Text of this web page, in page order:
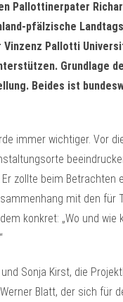
Pallottinerpater
pfälzische
Vinzenz Pallotti
Grundlage
Beides ist
immer wichtiger. Vor
zollte beim Betrachten
mit den für
konkret: „Wo und wie
und Sonja Kirst, die
Blatt, der sich für